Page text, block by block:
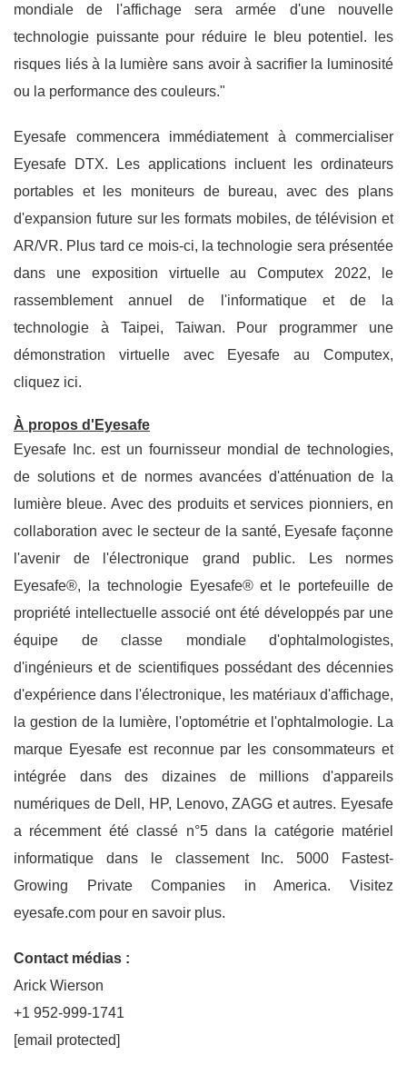
mondiale de l'affichage sera armée d'une nouvelle
technologie puissante pour réduire le bleu potentiel. les
risques liés à la lumière sans avoir à sacrifier la luminosité
ou la performance des couleurs."
Eyesafe commencera immédiatement à commercialiser
Eyesafe DTX. Les applications incluent les ordinateurs
portables et les moniteurs de bureau, avec des plans
d'expansion future sur les formats mobiles, de télévision et
AR/VR. Plus tard ce mois-ci, la technologie sera présentée
dans une exposition virtuelle au Computex 2022, le
rassemblement annuel de l'informatique et de la
technologie à Taipei, Taiwan. Pour programmer une
démonstration virtuelle avec Eyesafe au Computex,
cliquez ici.
À propos d'Eyesafe
Eyesafe Inc. est un fournisseur mondial de technologies,
de solutions et de normes avancées d'atténuation de la
lumière bleue. Avec des produits et services pionniers, en
collaboration avec le secteur de la santé, Eyesafe façonne
l'avenir de l'électronique grand public. Les normes
Eyesafe®, la technologie Eyesafe® et le portefeuille de
propriété intellectuelle associé ont été développés par une
équipe de classe mondiale d'ophtalmologistes,
d'ingénieurs et de scientifiques possédant des décennies
d'expérience dans l'électronique, les matériaux d'affichage,
la gestion de la lumière, l'optométrie et l'ophtalmologie. La
marque Eyesafe est reconnue par les consommateurs et
intégrée dans des dizaines de millions d'appareils
numériques de Dell, HP, Lenovo, ZAGG et autres. Eyesafe
a récemment été classé n°5 dans la catégorie matériel
informatique dans le classement Inc. 5000 Fastest-
Growing Private Companies in America. Visitez
eyesafe.com pour en savoir plus.
Contact médias :
Arick Wierson
+1 952-999-1741
[email protected]